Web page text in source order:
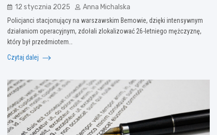
12 stycznia 2025 Anna Michalska
Policjanci stacjonujący na warszawskim Bemowie, dzięki intensywnym
działaniom operacyjnym, zdołali zlokalizować 26-letniego mężczyznę,
który był przedmiotem…
Czytaj dalej